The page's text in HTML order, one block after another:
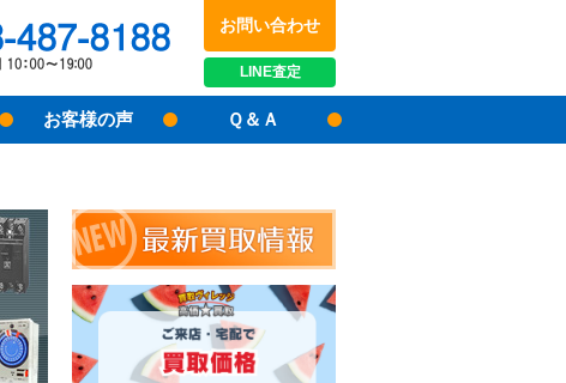
LINE査定
048-487-8188受付時間：10:00～17:00
お問い合わせ
お客様の声 Ｑ＆Ａ